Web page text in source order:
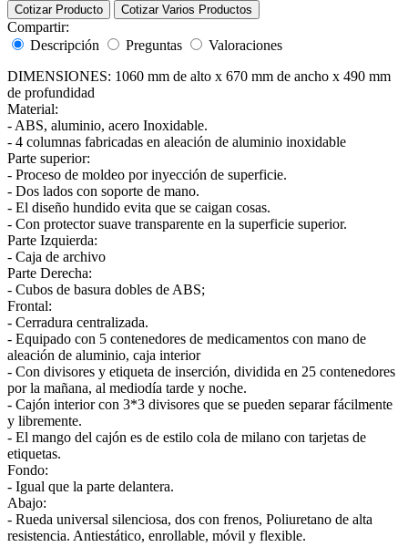
Cotizar Producto Cotizar Varios Productos
Compartir:
Descripción
Preguntas
Valoraciones
DIMENSIONES: 1060 mm de alto x 670 mm de ancho x 490 mm
de profundidad
Material:
- ABS, aluminio, acero Inoxidable.
- 4 columnas fabricadas en aleación de aluminio inoxidable
Parte superior:
- Proceso de moldeo por inyección de superficie.
- Dos lados con soporte de mano.
- El diseño hundido evita que se caigan cosas.
- Con protector suave transparente en la superficie superior.
Parte Izquierda:
- Caja de archivo
Parte Derecha:
- Cubos de basura dobles de ABS;
Frontal:
- Cerradura centralizada.
- Equipado con 5 contenedores de medicamentos con mano de
aleación de aluminio, caja interior
- Con divisores y etiqueta de inserción, dividida en 25 contenedores
por la mañana, al mediodía tarde y noche.
- Cajón interior con 3*3 divisores que se pueden separar fácilmente
y libremente.
- El mango del cajón es de estilo cola de milano con tarjetas de
etiquetas.
Fondo:
- Igual que la parte delantera.
Abajo:
- Rueda universal silenciosa, dos con frenos, Poliuretano de alta
resistencia. Antiestático, enrollable, móvil y flexible.